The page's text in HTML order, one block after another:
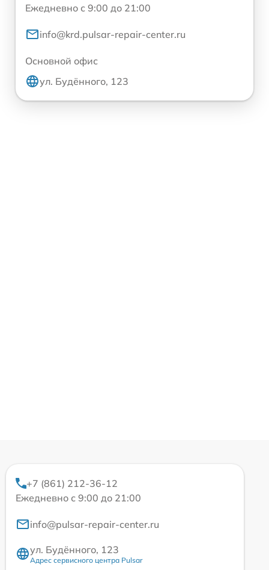
Ежедневно с 9:00 до 21:00
info@krd.pulsar-repair-center.ru
Основной офис
ул. Будённого, 123
+7 (861) 212-36-12
Ежедневно с 9:00 до 21:00
info@pulsar-repair-center.ru
ул. Будённого, 123
Адрес сервисного центра Pulsar